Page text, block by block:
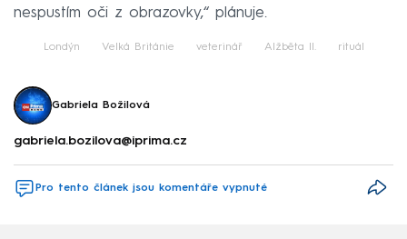
nespustím oči z obrazovky,“ plánuje.
Londýn Velká Británie veterinář Alžběta II. rituál
Gabriela Božilová
gabriela.bozilova@iprima.cz
Pro tento článek jsou komentáře vypnuté